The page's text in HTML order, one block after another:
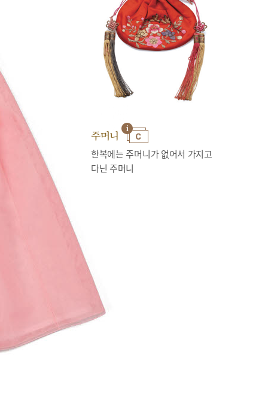
주머니
한복에는 주머니가 없어서 가지고
다닌 주머니